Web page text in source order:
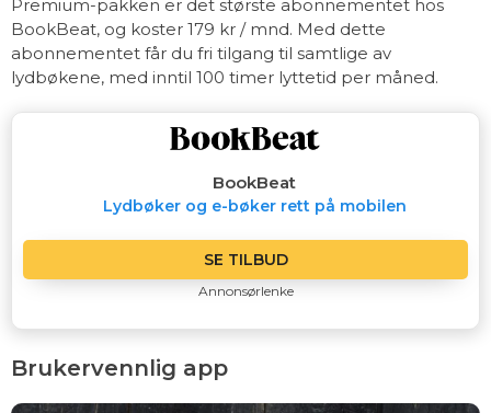
Premium-pakken er det største abonnementet hos
BookBeat, og koster 179 kr / mnd. Med dette
abonnementet får du fri tilgang til samtlige av
lydbøkene, med inntil 100 timer lyttetid per måned.
BookBeat
Lydbøker og e-bøker rett på mobilen
SE TILBUD
Annonsørlenke
Brukervennlig app